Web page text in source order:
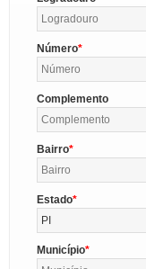
Número
Complemento
Bairro
Estado
PI
Município